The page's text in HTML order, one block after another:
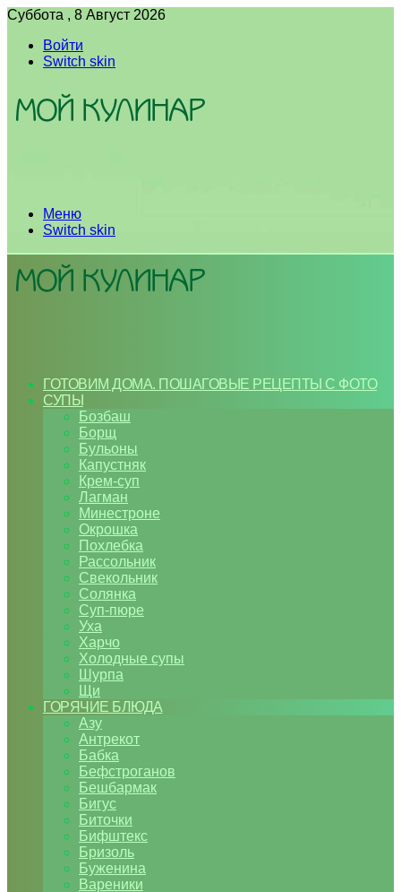
Суббота , 8 Август 2026
Войти
Switch skin
Меню
Switch skin
ГОТОВИМ ДОМА. ПОШАГОВЫЕ РЕЦЕПТЫ С ФОТО
СУПЫ
Бозбаш
Борщ
Бульоны
Капустняк
Крем-суп
Лагман
Минестроне
Окрошка
Похлебка
Рассольник
Свекольник
Солянка
Суп-пюре
Уха
Харчо
Холодные супы
Шурпа
Щи
ГОРЯЧИЕ БЛЮДА
Азу
Антрекот
Бабка
Бефстроганов
Бешбармак
Бигус
Биточки
Бифштекс
Бризоль
Буженина
Вареники